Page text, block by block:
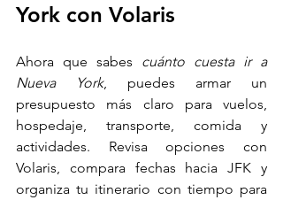
York con Volaris
Ahora que sabes cuánto cuesta ir a
Nueva York, puedes armar un
presupuesto más claro para vuelos,
hospedaje, transporte, comida y
actividades. Revisa opciones con
Volaris, compara fechas hacia JFK y
organiza tu itinerario con tiempo para